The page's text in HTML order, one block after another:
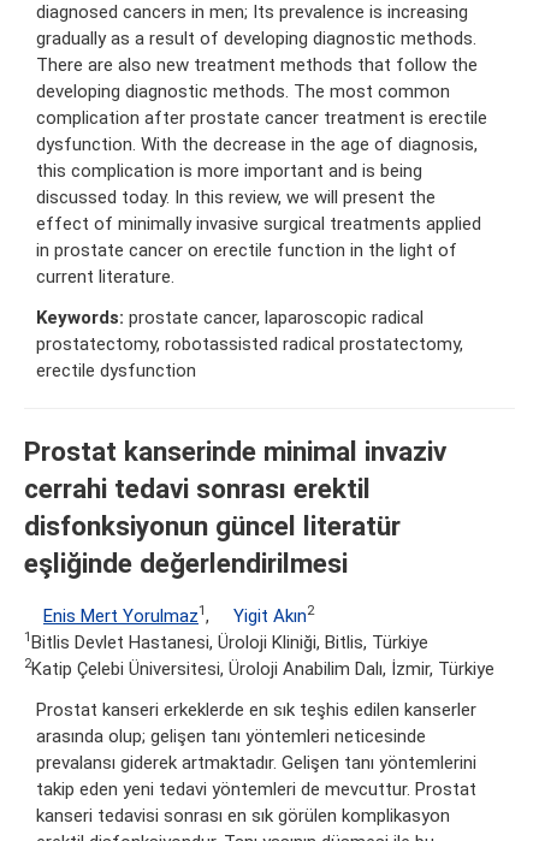
diagnosed cancers in men; Its prevalence is increasing
gradually as a result of developing diagnostic methods.
There are also new treatment methods that follow the
developing diagnostic methods. The most common
complication after prostate cancer treatment is erectile
dysfunction. With the decrease in the age of diagnosis,
this complication is more important and is being
discussed today. In this review, we will present the
effect of minimally invasive surgical treatments applied
in prostate cancer on erectile function in the light of
current literature.
Keywords: prostate cancer, laparoscopic radical
prostatectomy, robotassisted radical prostatectomy,
erectile dysfunction
Prostat kanserinde minimal invaziv
cerrahi tedavi sonrası erektil
disfonksiyonun güncel literatür
eşliğinde değerlendirilmesi
Enis Mert Yorulmaz1 , Yigit Akın2
1 Bitlis Devlet Hastanesi, Üroloji Kliniği, Bitlis, Türkiye
2Katip Çelebi Üniversitesi, Üroloji Anabilim Dalı, İzmir, Türkiye
Prostat kanseri erkeklerde en sık teşhis edilen kanserler
arasında olup; gelişen tanı yöntemleri neticesinde
prevalansı giderek artmaktadır. Gelişen tanı yöntemlerini
takip eden yeni tedavi yöntemleri de mevcuttur. Prostat
kanseri tedavisi sonrası en sık görülen komplikasyon